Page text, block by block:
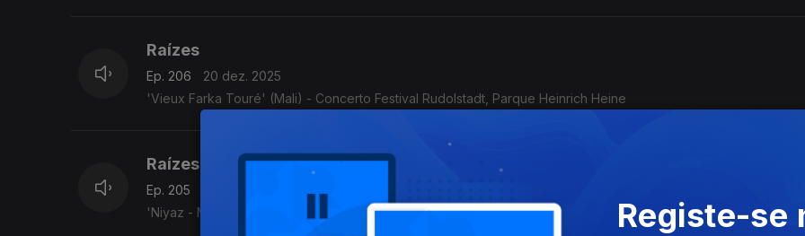
Raízes
Ep. 206
20 dez. 2025
'Vieux Farka Touré' (Mali) - Concerto Festival Rudolstadt, Parque Heinrich Heine
Raízes
Ep. 205
'Niyaz - Misticismo moderno' (Irão/Paquistão/Afeganistão - Golfo Pérsico) - Rudolstadt, 5.7.2025
Registe-se